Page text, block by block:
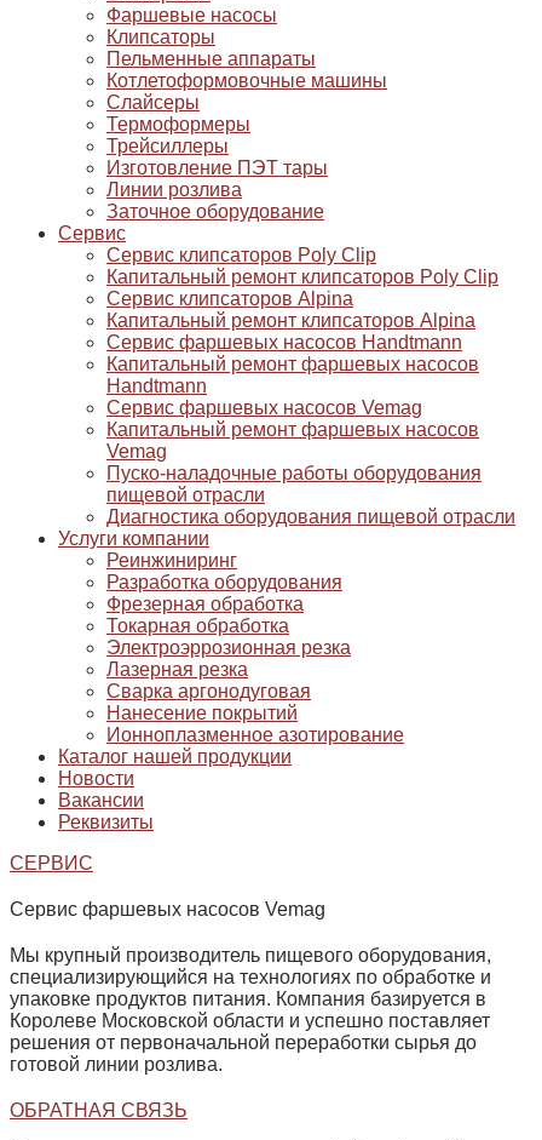
Фаршевые насосы
Клипсаторы
Пельменные аппараты
Котлетоформовочные машины
Слайсеры
Термоформеры
Трейсиллеры
Изготовление ПЭТ тары
Линии розлива
Заточное оборудование
Сервис
Сервис клипсаторов Poly Clip
Капитальный ремонт клипсаторов Poly Clip
Сервис клипсаторов Alpina
Капитальный ремонт клипсаторов Alpina
Сервис фаршевых насосов Handtmann
Капитальный ремонт фаршевых насосов
Handtmann
Сервис фаршевых насосов Vemag
Капитальный ремонт фаршевых насосов
Vemag
Пуско-наладочные работы оборудования
пищевой отрасли
Диагностика оборудования пищевой отрасли
Услуги компании
Реинжиниринг
Разработка оборудования
Фрезерная обработка
Токарная обработка
Электроэррозионная резка
Лазерная резка
Сварка аргонодуговая
Нанесение покрытий
Ионноплазменное азотирование
Каталог нашей продукции
Новости
Вакансии
Реквизиты
СЕРВИС
Сервис фаршевых насосов Vemag
Мы крупный производитель пищевого оборудования,
специализирующийся на технологиях по обработке и
упаковке продуктов питания. Компания базируется в
Королеве Московской области и успешно поставляет
решения от первоначальной переработки сырья до
готовой линии розлива.
ОБРАТНАЯ СВЯЗЬ